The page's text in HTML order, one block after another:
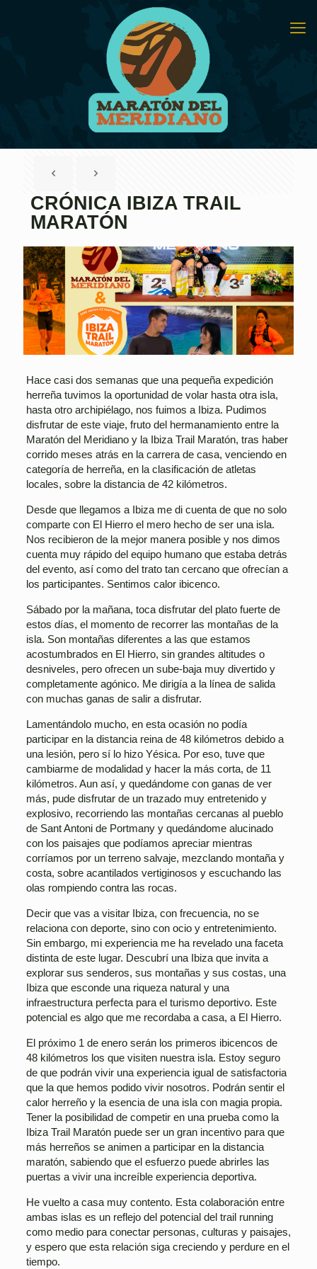
CRÓNICA IBIZA TRAIL
MARATÓN
Hace casi dos semanas que una pequeña expedición
herreña tuvimos la oportunidad de volar hasta otra isla,
hasta otro archipiélago, nos fuimos a Ibiza. Pudimos
disfrutar de este viaje, fruto del hermanamiento entre la
Maratón del Meridiano y la Ibiza Trail Maratón, tras haber
corrido meses atrás en la carrera de casa, venciendo en
categoría de herreña, en la clasificación de atletas
locales, sobre la distancia de 42 kilómetros.
Desde que llegamos a Ibiza me di cuenta de que no solo
comparte con El Hierro el mero hecho de ser una isla.
Nos recibieron de la mejor manera posible y nos dimos
cuenta muy rápido del equipo humano que estaba detrás
del evento, así como del trato tan cercano que ofrecían a
los participantes. Sentimos calor ibicenco.
Sábado por la mañana, toca disfrutar del plato fuerte de
estos días, el momento de recorrer las montañas de la
isla. Son montañas diferentes a las que estamos
acostumbrados en El Hierro, sin grandes altitudes o
desniveles, pero ofrecen un sube-baja muy divertido y
completamente agónico. Me dirigía a la línea de salida
con muchas ganas de salir a disfrutar.
Lamentándolo mucho, en esta ocasión no podía
participar en la distancia reina de 48 kilómetros debido a
una lesión, pero sí lo hizo Yésica. Por eso, tuve que
cambiarme de modalidad y hacer la más corta, de 11
kilómetros. Aun así, y quedándome con ganas de ver
más, pude disfrutar de un trazado muy entretenido y
explosivo, recorriendo las montañas cercanas al pueblo
de Sant Antoni de Portmany y quedándome alucinado
con los paisajes que podíamos apreciar mientras
corríamos por un terreno salvaje, mezclando montaña y
costa, sobre acantilados vertiginosos y escuchando las
olas rompiendo contra las rocas.
Decir que vas a visitar Ibiza, con frecuencia, no se
relaciona con deporte, sino con ocio y entretenimiento.
Sin embargo, mi experiencia me ha revelado una faceta
distinta de este lugar. Descubrí una Ibiza que invita a
explorar sus senderos, sus montañas y sus costas, una
Ibiza que esconde una riqueza natural y una
infraestructura perfecta para el turismo deportivo. Este
potencial es algo que me recordaba a casa, a El Hierro.
El próximo 1 de enero serán los primeros ibicencos de
48 kilómetros los que visiten nuestra isla. Estoy seguro
de que podrán vivir una experiencia igual de satisfactoria
que la que hemos podido vivir nosotros. Podrán sentir el
calor herreño y la esencia de una isla con magia propia.
Tener la posibilidad de competir en una prueba como la
Ibiza Trail Maratón puede ser un gran incentivo para que
más herreños se animen a participar en la distancia
maratón, sabiendo que el esfuerzo puede abrirles las
puertas a vivir una increíble experiencia deportiva.
He vuelto a casa muy contento. Esta colaboración entre
ambas islas es un reflejo del potencial del trail running
como medio para conectar personas, culturas y paisajes,
y espero que esta relación siga creciendo y perdure en el
tiempo.